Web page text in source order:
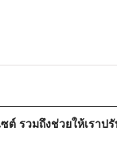
รวมถึงช่วยให้เราป